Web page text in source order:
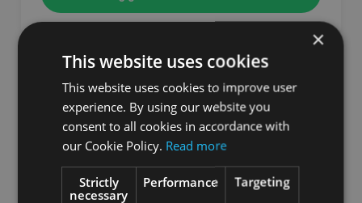
×
This website uses cookies
This website uses cookies to improve user
experience. By using our website you
consent to all cookies in accordance with
our Cookie Policy. Read more
Strictly
necessary
Performance Targeting